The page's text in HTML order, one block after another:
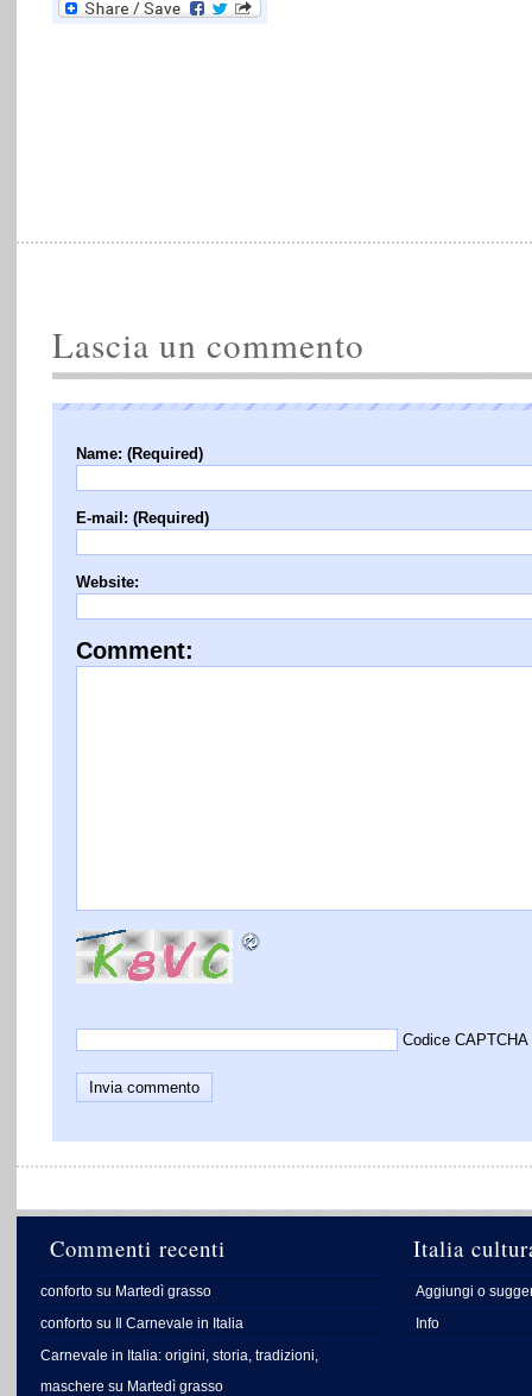
Lascia un commento
Name: (Required)
E-mail: (Required)
Website:
Comment:
Codice CAPTCHA
Commenti recenti
confortosu Martedì grasso
confortosu Il Carnevale in Italia
Carnevale in Italia: origini, storia, tradizioni,
maschere su Martedì grasso
Italia
Aggiungi o
Info